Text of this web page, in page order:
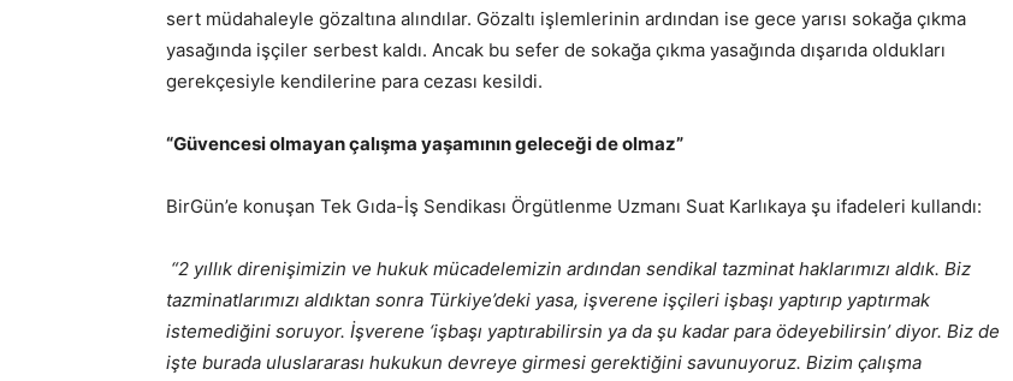
sert müdahaleyle gözaltına alındılar. Gözaltı işlemlerinin ardından ise gece yarısı sokağa çıkma
yasağında işçiler serbest kaldı. Ancak bu sefer de sokağa çıkma yasağında dışarıda oldukları
gerekçesiyle kendilerine para cezası kesildi.
“Güvencesi olmayan çalışma yaşamının geleceği de olmaz”
BirGün’e konuşan Tek Gıda-İş Sendikası Örgütlenme Uzmanı Suat Karlıkaya şu ifadeleri kullandı:
“2 yıllık direnişimizin ve hukuk mücadelemizin ardından sendikal tazminat haklarımızı aldık. Biz
tazminatlarımızı aldıktan sonra Türkiye’deki yasa, işverene işçileri işbaşı yaptırıp yaptırmak
istemediğini soruyor. İşverene ‘işbaşı yaptırabilirsin ya da şu kadar para ödeyebilirsin’ diyor. Biz de
işte burada uluslararası hukukun devreye girmesi gerektiğini savunuyoruz. Bizim çalışma